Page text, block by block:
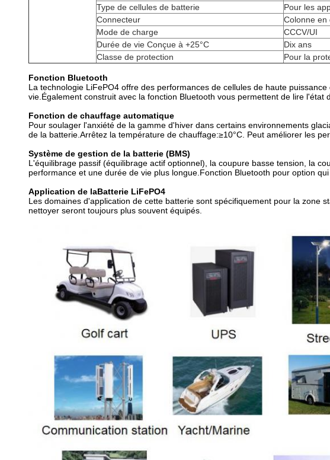
Type de cellules de batterie
Pour les
Connecteur
Colonne en
Mode de charge
CCCV/UI
Durée de vie Conçue à +25°C
Dix ans
Classe de protection
Pour la
Fonction Bluetooth
La technologie LiFePO4 offre des performances de cellules de haute
vie.Également construit avec la fonction Bluetooth vous permettent de lire l'état
Fonction de chauffage automatique
Pour soulager l'anxiété de la gamme d'hiver dans certains environnements
de la batterie.Arrêtez la température de chauffage:≥10°C. Peut améliorer les
Système de gestion de la batterie (BMS)
L'équilibrage passif (équilibrage actif optionnel), la coupure basse tension, la
performance et une durée de vie plus longue.Fonction Bluetooth pour option
Application de laBatterie LiFePO4
Les domaines d'application de cette batterie sont spécifiquement pour la zone
nettoyer seront toujours plus souvent équipés.